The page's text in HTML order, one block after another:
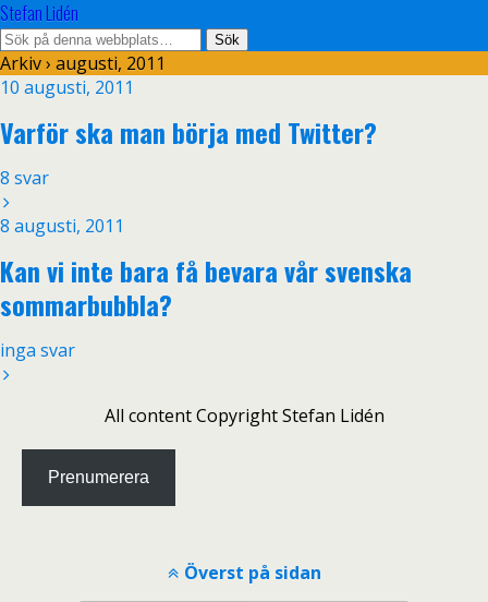
Stefan Lidén
Arkiv › augusti, 2011
10 augusti, 2011
Varför ska man börja med Twitter?
8 svar
8 augusti, 2011
Kan vi inte bara få bevara vår svenska
sommarbubbla?
inga svar
All content Copyright Stefan Lidén
Prenumerera
Överst på sidan